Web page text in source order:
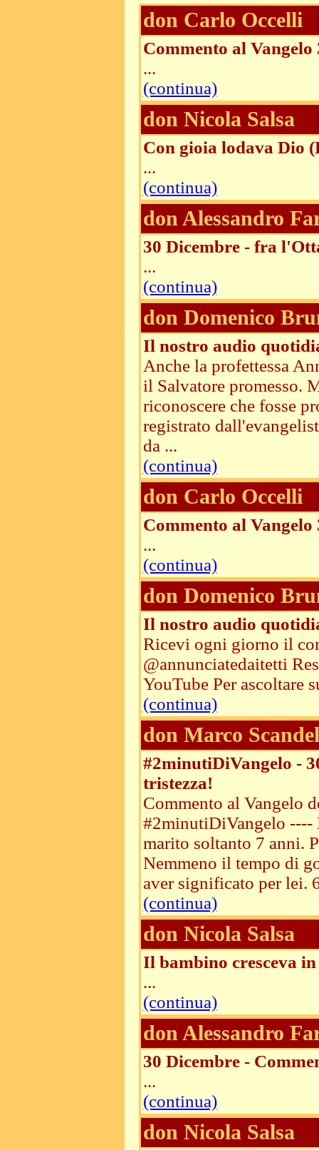
don Carlo Occelli
Commento al Vangelo
...
(continua)
don Nicola Salsa
Con gioia lodava Dio
...
(continua)
don Alessandro
30 Dicembre - fra
...
(continua)
don Domenico
Il nostro audio
Anche la profettessa
il Salvatore promesso.
riconoscere che fosse
registrato
da ...
(continua)
don Carlo Occelli
Commento al Vangelo
...
(continua)
don Domenico
Il nostro audio
Ricevi ogni giorno il
@annunciatedaitetti
YouTube Per ascoltare
(continua)
don Marco
#2minutiDiVangelo -
tristezza!
Commento al Vangelo
#2minutiDiVangelo ----
marito soltanto 7 anni.
Nemmeno il tempo di
aver significato per lei.
(continua)
don Nicola Salsa
Il bambino cresceva
...
(continua)
don Alessandro
30 Dicembre -
...
(continua)
don Nicola Salsa